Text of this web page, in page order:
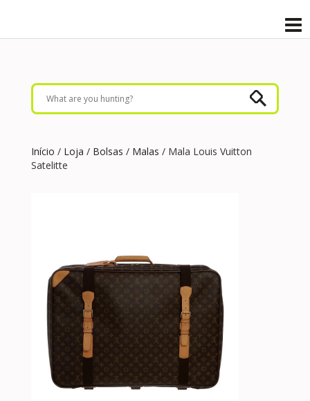
Início / Loja / Bolsas / Malas / Mala Louis Vuitton
Satelitte